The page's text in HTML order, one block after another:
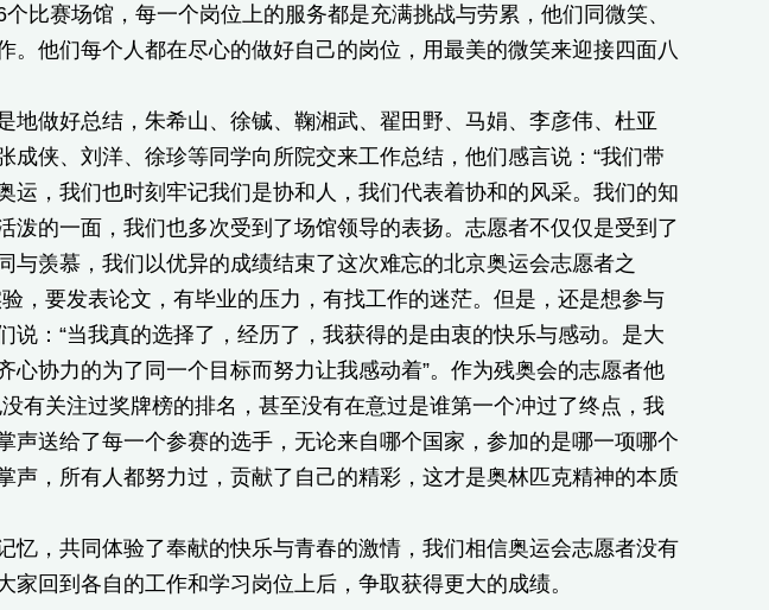
比赛场馆，每一个岗位上的服务都是充满挑战与劳累，他们同微笑、
。他们每个人都在尽心的做好自己的岗位，用最美的微笑来迎接四面八
做好总结，朱希山、徐铖、鞠湘武、翟田野、马娟、李彦伟、杜亚
侠、刘洋、徐珍等同学向所院交来工作总结，他们感言说：“我们带
运，我们也时刻牢记我们是协和人，我们代表着协和的风采。我们的知
泼的一面，我们也多次受到了场馆领导的表扬。志愿者不仅仅是受到了
与羡慕，我们以优异的成绩结束了这次难忘的北京奥运会志愿者之
，要发表论文，有毕业的压力，有找工作的迷茫。但是，还是想参与
：“当我真的选择了，经历了，我获得的是由衷的快乐与感动。是大
心协力的为了同一个目标而努力让我感动着”。作为残奥会的志愿者他
有关注过奖牌榜的排名，甚至没有在意过是谁第一个冲过了终点，我
声送给了每一个参赛的选手，无论来自哪个国家，参加的是哪一项哪个
声，所有人都努力过，贡献了自己的精彩，这才是奥林匹克精神的本质
，共同体验了奉献的快乐与青春的激情，我们相信奥运会志愿者没有
回到各自的工作和学习岗位上后，争取获得更大的成绩。